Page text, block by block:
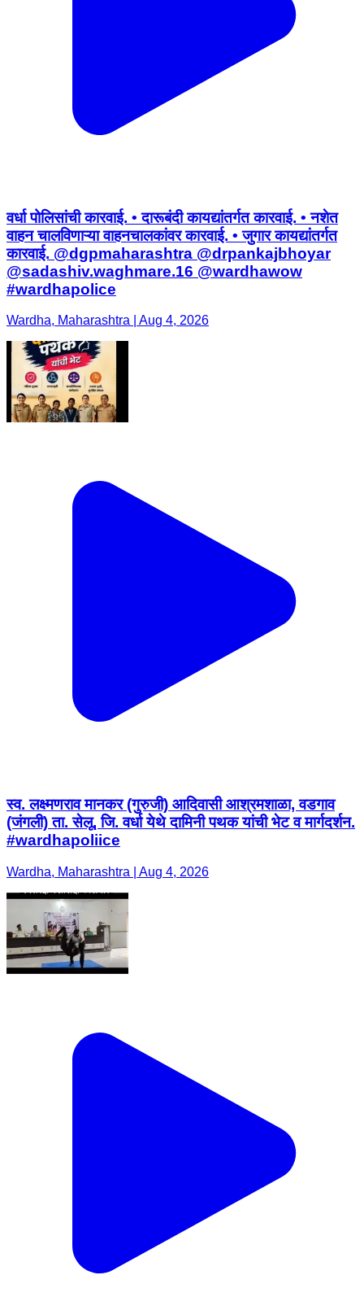
वर्धा पोलिसांची कारवाई. • दारूबंदी कायद्यांतर्गत कारवाई. • नशेत
वाहन चालविणाऱ्या वाहनचालकांवर कारवाई. • जुगार कायद्यांतर्गत
कारवाई. @dgpmaharashtra @drpankajbhoyar
@sadashiv.waghmare.16 @wardhawow
#wardhapolice
Wardha, Maharashtra | Aug 4, 2026
स्व. लक्ष्मणराव मानकर (गुरुजी) आदिवासी आश्रमशाळा, वडगाव
(जंगली) ता. सेलू, जि. वर्धा येथे दामिनी पथक यांची भेट व मार्गदर्शन.
#wardhapoliice
Wardha, Maharashtra | Aug 4, 2026